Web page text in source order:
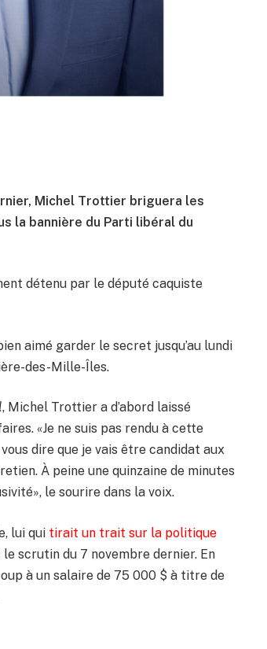
Michel Trottier briguera les
la bannière du Parti libéral du
détenu par le député caquiste
aimé garder le secret jusqu’au lundi
des-Mille-Îles.
, Michel Trottier a d’abord laissé
«Je ne suis pas rendu à cette
dire que je vais être candidat aux
À peine une quinzaine de minutes
le sourire dans la voix.
lui qui tirait un trait sur la politique
scrutin du 7 novembre dernier. En
à un salaire de 75 000 $ à titre de